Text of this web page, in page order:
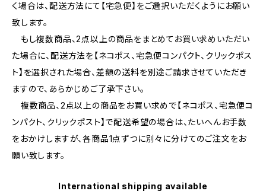
く場合は、配送方法にて【宅急便】をご選択いただくようにお願い
致します。
もし複数商品、2点以上の商品をまとめてお買い求めいただい
た場合に、配送方法を【ネコポス、宅急便コンパクト、クリックポス
ト】を選択された場合、差額の送料を別途ご請求させていただき
ますので、あらかじめご了承下さい。
複数商品、2点以上の商品をお買い求めで【ネコポス、宅急便コ
ンパクト、クリックポスト】で配送希望の場合は、たいへんお手数
をおかけしますが、各商品1点ずつに別々に分けてのご注文をお
願い致します。
International shipping available